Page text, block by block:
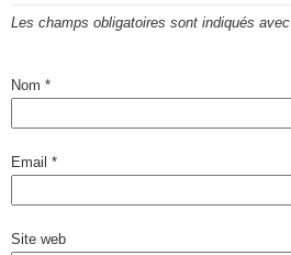
Les champs obligatoires sont indiqués avec
Nom *
Email *
Site web